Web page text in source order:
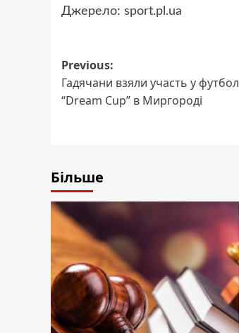
Джерело: sport.pl.ua
Post
navigation
Previous:
Гадячани взяли участь у
“Dream Cup” в Миргороді
Більше